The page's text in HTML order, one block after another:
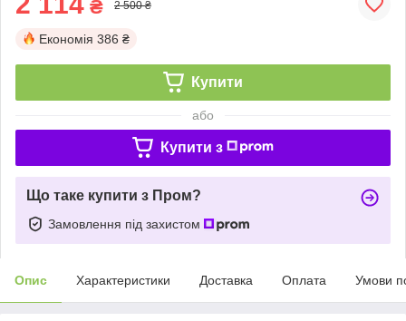
₴ 2 500 ₴
Економія 386 ₴
Купити
або
Купити з
Що таке купити з Пром?
Замовлення під захистом
Опис Характеристики Доставка Оплата Умови